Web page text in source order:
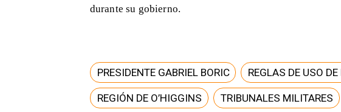
durante su gobierno.
PRESIDENTE GABRIEL BORIC REGLAS DE USO
REGIÓN DE O’HIGGINS TRIBUNALES MILITARES